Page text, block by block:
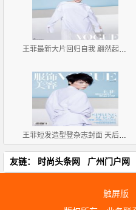
王菲最新大片回归自我 翩然起舞灵气十足
王菲短发造型登杂志封面 天后告别微博已久终再自拍
友链： 时尚头条网 广州门户网
触屏版